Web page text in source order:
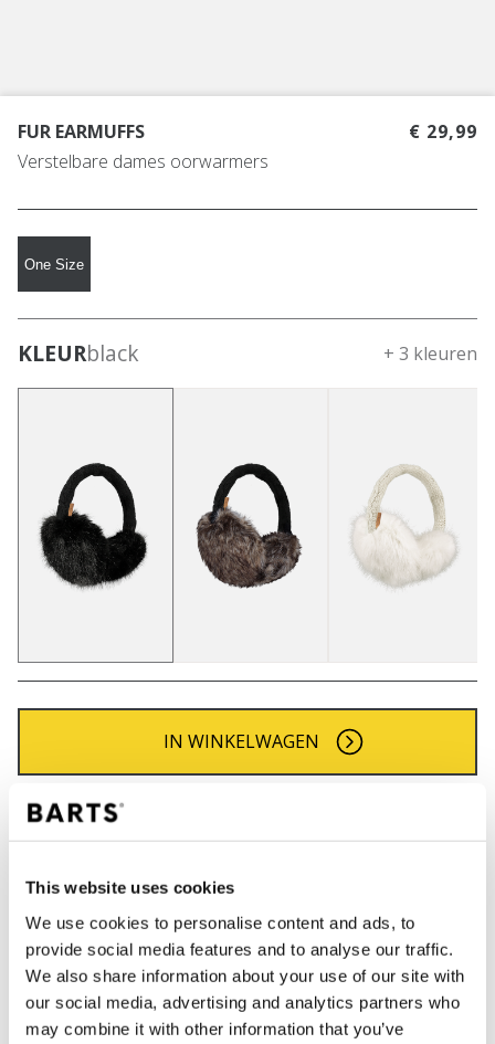
This website uses cookies
We use cookies to personalise content and ads, to
provide social media features and to analyse our traffic.
We also share information about your use of our site with
our social media, advertising and analytics partners who
may combine it with other information that you’ve
FUR EARMUFFS
Verstelbare dames oorwarmers
€ 29,99
One Size
KLEURblack + 3 kleuren
IN WINKELWAGEN
Bestellingen die op werkdagen vóór 12:00 uur
worden geplaatst, worden dezelfde dag verzonden
NL
Binnen 30 dagen retourneren
BESCHRIJVING